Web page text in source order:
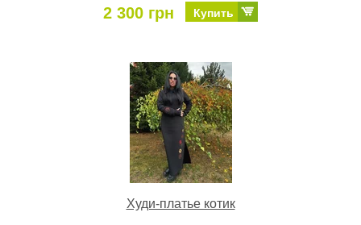
2 300 грн Купить
Худи-платье котик